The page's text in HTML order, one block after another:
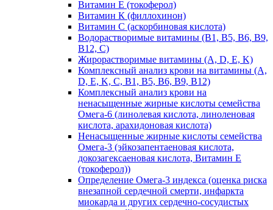
Витамин Е (токоферол)
Витамин К (филлохинон)
Витамин С (аскорбиновая кислота)
Водорастворимые витамины (B1, B5, B6, В9,
В12, С)
Жирорастворимые витамины (A, D, E, K)
Комплексный анализ крови на витамины (A,
D, E, K, C, B1, B5, B6, В9, B12)
Комплексный анализ крови на
ненасыщенные жирные кислоты семейства
Омега-6 (линолевая кислота, линоленовая
кислота, арахидоновая кислота)
Ненасыщенные жирные кислоты семейства
Омега-3 (эйкозапентаеновая кислота,
докозагексаеновая кислота, Витамин E
(токоферол))
Определение Омега-3 индекса (оценка риска
внезапной сердечной смерти, инфаркта
миокарда и других сердечно-сосудистых